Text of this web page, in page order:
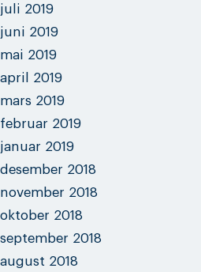
juli 2019
juni 2019
mai 2019
april 2019
mars 2019
februar 2019
januar 2019
desember 2018
november 2018
oktober 2018
september 2018
august 2018